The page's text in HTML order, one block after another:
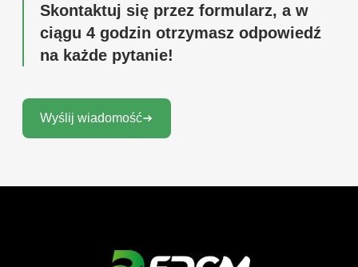
Skontaktuj się przez formularz, a w
ciągu 4 godzin otrzymasz odpowiedź
na każde pytanie!
Wyślij wiadomość